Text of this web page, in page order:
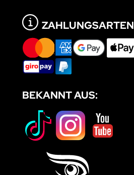
ZAHLUNGSARTEN
BEKANNT AUS: